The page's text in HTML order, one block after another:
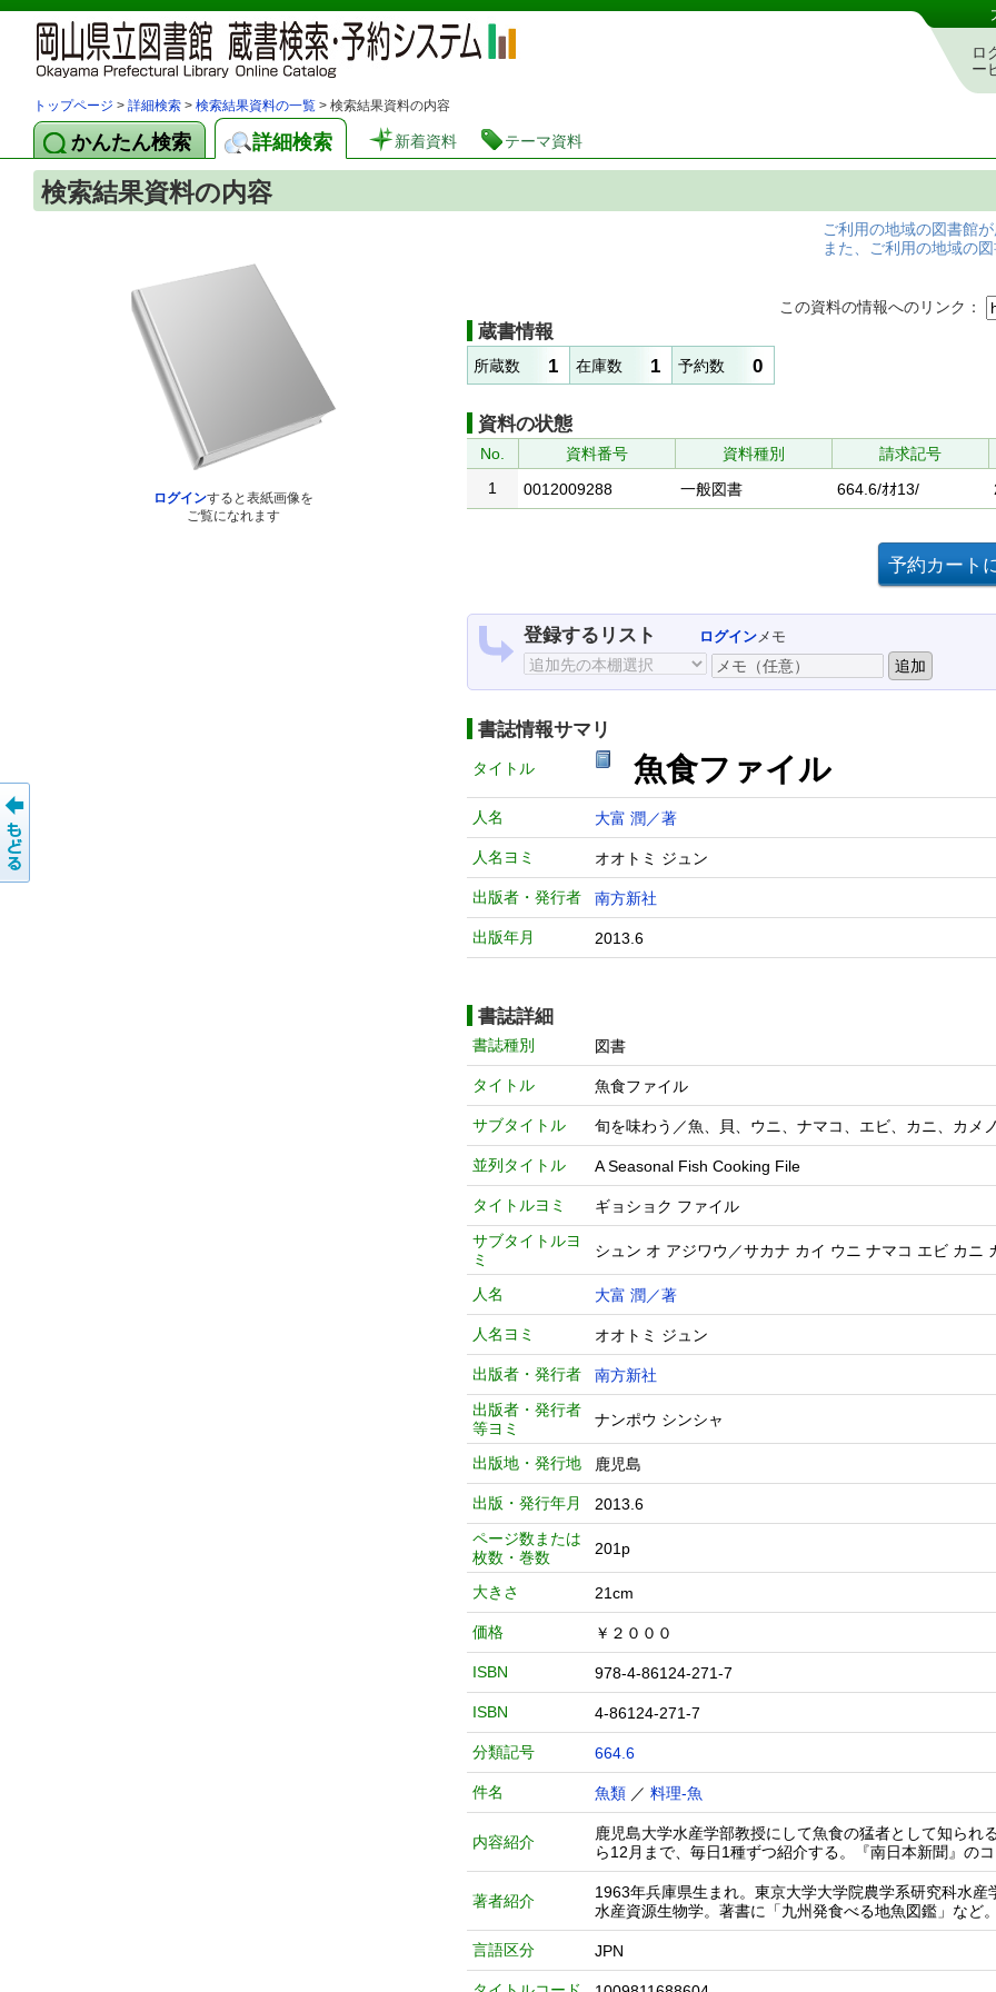
岡山県立図書館 蔵書検索・予約システム
ロ
ー
トップページ > 詳細検索 > 検索結果資料の一覧 > 検索結果資料の内容
かんたん検索 詳細検索 新着資料 テーマ資料
検索結果資料の内容
ログインすると表紙画像を
ご覧になれます
ご利用の地域の図書館
また、ご利用の地域の
この資料の情報へのリンク：
蔵書情報
所蔵数 1 在庫数 1 予約数 0
資料の状態
No. 資料番号 資料種別 請求記号
1
0012009288 一般図書 664.6/ｵｵ13/
登録するリスト ログインメモ
書誌情報サマリ
タイトル 魚食ファイル
人名 大富 潤／著
人名ヨミ オオトミ ジュン
出版者・発行者 南方新社
出版年月 2013.6
書誌詳細
書誌種別 図書
タイトル 魚食ファイル
サブタイトル 旬を味わう／魚、貝、ウニ、ナマコ、エビ、カニ、カメ
並列タイトル A Seasonal Fish Cooking File
タイトルヨミ
ギョショク ファイル
サブタイトルヨ
ミ
シュン オ アジワウ／サカナ カイ ウニ ナマコ エビ カニ
人名 大富 潤／著
人名ヨミ オオトミ ジュン
出版者・発行者
南方新社
出版者・発行者
等ヨミ
ナンポウ シンシャ
出版地・発行地 鹿児島
出版・発行年月
2013.6
ページ数または
枚数・巻数
201p
大きさ 21cm
価格 ￥２０００
ISBN 978-4-86124-271-7
ISBN 4-86124-271-7
分類記号 664.6
件名 魚類 ／ 料理-魚
内容紹介
鹿児島大学水産学部教授にして魚食の猛者として知ら
ら12月まで、毎日1種ずつ紹介する。『南日本新聞』のコ
著者紹介
1963年兵庫県生まれ。東京大学大学院農学系研究科水
水産資源生物学。著書に「九州発食べる地魚図鑑」など。
言語区分 JPN